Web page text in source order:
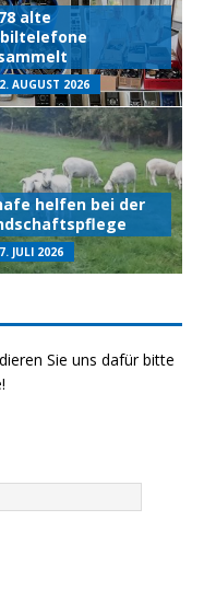
alte
AUGUST 2026
helfen bei der
JULI 2026
Sie uns dafür bitte